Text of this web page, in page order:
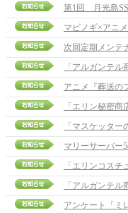
第1回 月光島
次回定期メンテ
アニメ『葬送の
「エリン秘密
「マスケッタ
マリーサーバー
「エリンコス
アンケート「ミ